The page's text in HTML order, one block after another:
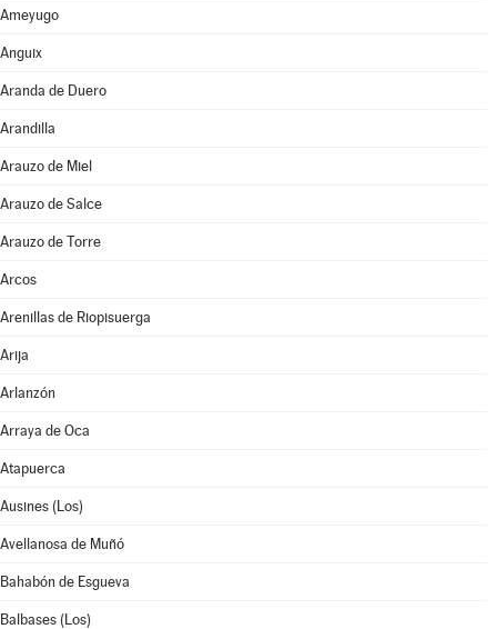
Ameyugo
Anguix
Aranda de Duero
Arandilla
Arauzo de Miel
Arauzo de Salce
Arauzo de Torre
Arcos
Arenillas de Riopisuerga
Arija
Arlanzón
Arraya de Oca
Atapuerca
Ausines (Los)
Avellanosa de Muñó
Bahabón de Esgueva
Balbases (Los)